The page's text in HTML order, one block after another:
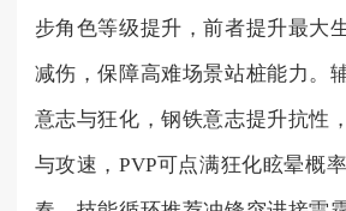
步角色等级提升，前者提升最大
减伤，保障高难场景站桩能力。
意志与狂化，钢铁意志提升抗性
与攻速，PVP可点满狂化眩晕概